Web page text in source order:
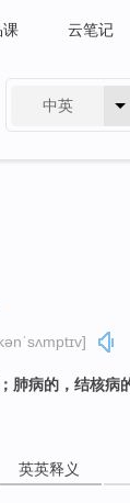
课 云笔记
中英
肺病的，结核病
英英释义